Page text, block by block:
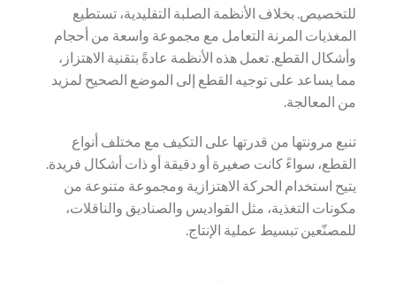
للتخصيص. بخلاف الأنظمة الصلبة التقليدية، تستطيع
المغذيات المرنة التعامل مع مجموعة واسعة من أحجام
وأشكال القطع. تعمل هذه الأنظمة عادةً بتقنية الاهتزاز،
مما يساعد على توجيه القطع إلى الموضع الصحيح لمزيد
من المعالجة.
تنبع مرونتها من قدرتها على التكيف مع مختلف أنواع
القطع، سواءً كانت صغيرة أو دقيقة أو ذات أشكال فريدة.
يتيح استخدام الحركة الاهتزازية ومجموعة متنوعة من
مكونات التغذية، مثل القواديس والصناديق والناقلات،
للمصنّعين تبسيط عملية الإنتاج.